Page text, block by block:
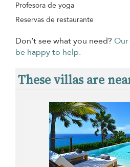
Profesora de yoga
Reservas de restaurante
Don’t see what you need?
be happy to help.
These villas are